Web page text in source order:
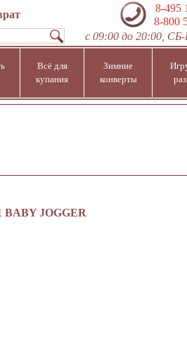
8-495
8-800
с 09:00 до 20:00,
Всё для
купания
Зимние
конверты
JOGGER